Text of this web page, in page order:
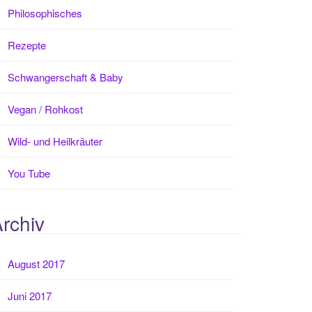
Philosophisches
Rezepte
Schwangerschaft & Baby
Vegan / Rohkost
Wild- und Heilkräuter
You Tube
August 2017
Juni 2017